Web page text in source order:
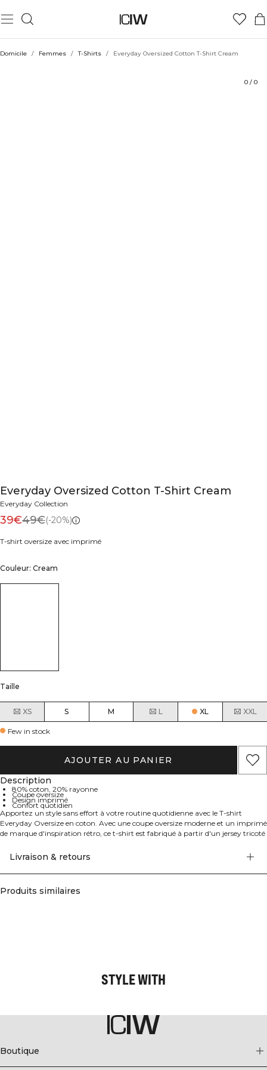
Domicile / Femmes / T-Shirts / Everyday Oversized Cotton T-Shirt Cream
0 / 0
Everyday Oversized Cotton T-Shirt Cream
Everyday Collection
39€49€(-20%)
T-shirt oversize avec imprimé
Couleur: Cream
Taille
XS S M L XL XXL
Few in stock
AJOUTER AU PANIER
Description
80% coton, 20% rayonne
Coupe oversize
Design imprimé
Confort quotidien
Apportez un style sans effort à votre routine quotidienne avec le T-shirt
Everyday Oversize en coton. Avec une coupe oversize moderne et un imprimé
de marque d'inspiration rétro, ce t-shirt est fabriqué à partir d'un jersey tricoté
encolure côtelée, il est parfait pour la salle de sport, le travail ou pour se
Livraison & retours
Produits similaires
STYLE WITH
Boutique